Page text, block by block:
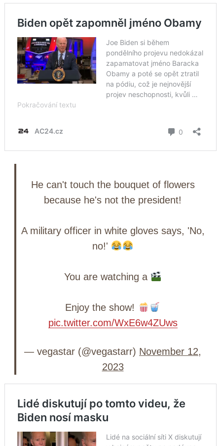
He can't touch the bouquet of flowers
because he's not the president!
A military officer in white gloves says, 'No,
no!'
You are watching a
Enjoy the show!
pic.twitter.com/WxE6w4ZUws
— vegastar (@vegastarr) November 12,
2023